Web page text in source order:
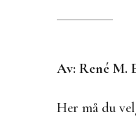
Av: René M.
Her må du